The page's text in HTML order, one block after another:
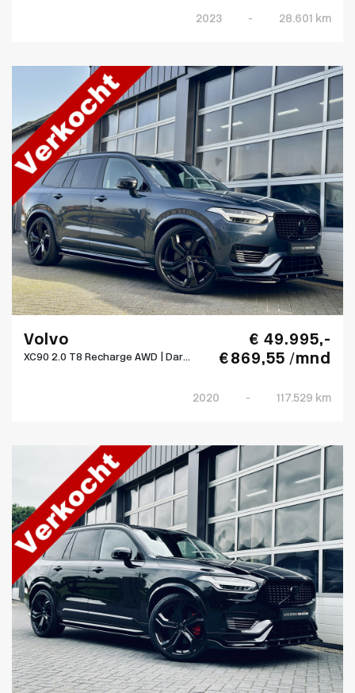
2023 - 28.601 km
Volvo
XC90 2.0 T8 Recharge AWD | Dar...
€ 49.995,-
€ 869,55 /mnd
2020 - 117.529 km